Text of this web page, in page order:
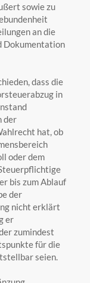
sowie zu
an die
Dokumentation
dass die
in
der
hat, ob
oder dem
bis zum Ablauf
der
nicht erklärt
er
zumindest
für die
seien.